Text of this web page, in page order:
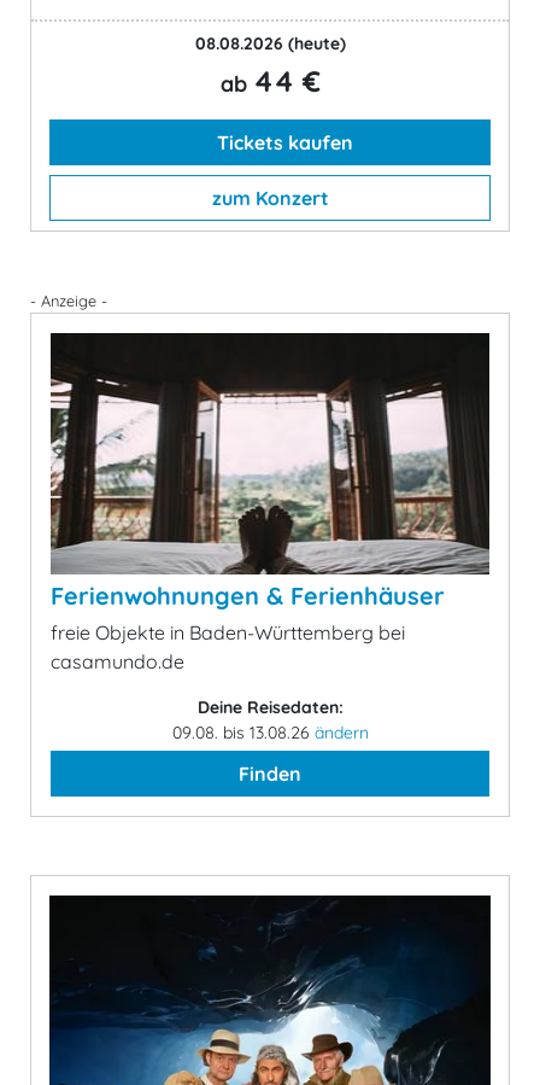
08.08.2026 (heute)
ab 44 €
Tickets kaufen
zum Konzert
- Anzeige -
Ferienwohnungen & Ferienhäuser
freie Objekte in Baden-Württemberg bei
casamundo.de
Deine Reisedaten:
09.08. bis 13.08.26 ändern
Finden